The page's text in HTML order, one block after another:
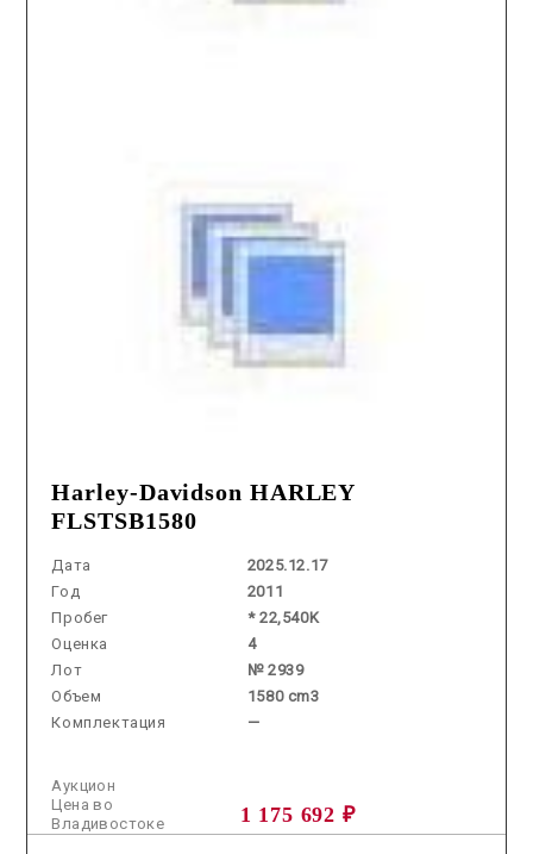
Harley-Davidson HARLEY
FLSTSB1580
Дата
2025.12.17
Год
2011
Пробег
* 22,540K
Оценка
4
Лот
№ 2939
Объем
1580 cm3
Комплектация
—
Аукцион
1 175 692 ₽
Цена во
Владивостоке